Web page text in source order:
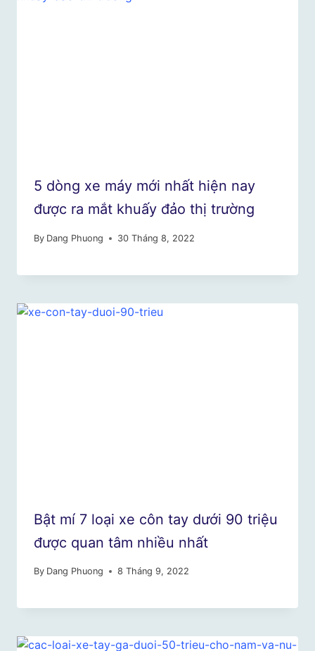
5 dòng xe máy mới nhất hiện nay
được ra mắt khuấy đảo thị trường
By Dang Phuong 30 Tháng 8, 2022
Bật mí 7 loại xe côn tay dưới 90 triệu
được quan tâm nhiều nhất
By Dang Phuong 8 Tháng 9, 2022